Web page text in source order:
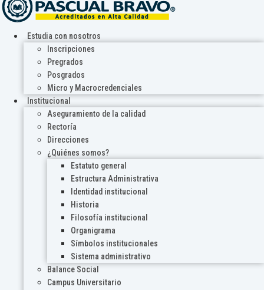
Estudia con nosotros
Inscripciones
Pregrados
Posgrados
Micro y Macrocredenciales
Institucional
Aseguramiento de la calidad
Rectoría
Direcciones
¿Quiénes somos?
Estatuto general
Estructura Administrativa
Identidad institucional
Historia
Filosofía institucional
Organigrama
Símbolos institucionales
Sistema administrativo
Balance Social
Campus Universitario